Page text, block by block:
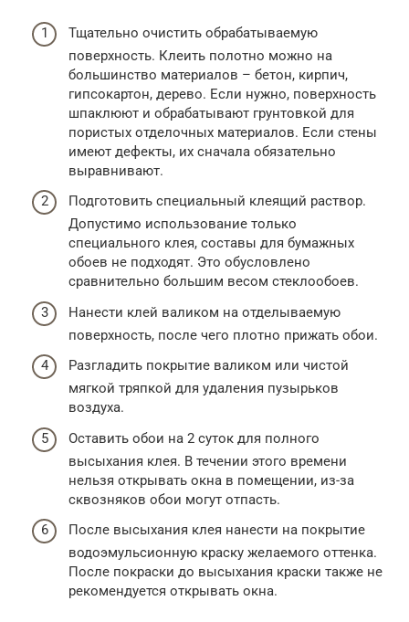
Тщательно очистить обрабатываемую
поверхность. Клеить полотно можно на
большинство материалов – бетон, кирпич,
гипсокартон, дерево. Если нужно, поверхность
шпаклюют и обрабатывают грунтовкой для
пористых отделочных материалов. Если стены
имеют дефекты, их сначала обязательно
выравнивают.
Подготовить специальный клеящий раствор.
Допустимо использование только
специального клея, составы для бумажных
обоев не подходят. Это обусловлено
сравнительно большим весом стеклообоев.
Нанести клей валиком на отделываемую
поверхность, после чего плотно прижать обои.
Разгладить покрытие валиком или чистой
мягкой тряпкой для удаления пузырьков
воздуха.
Оставить обои на 2 суток для полного
высыхания клея. В течении этого времени
нельзя открывать окна в помещении, из-за
сквозняков обои могут отпасть.
После высыхания клея нанести на покрытие
водоэмульсионную краску желаемого оттенка.
После покраски до высыхания краски также не
рекомендуется открывать окна.